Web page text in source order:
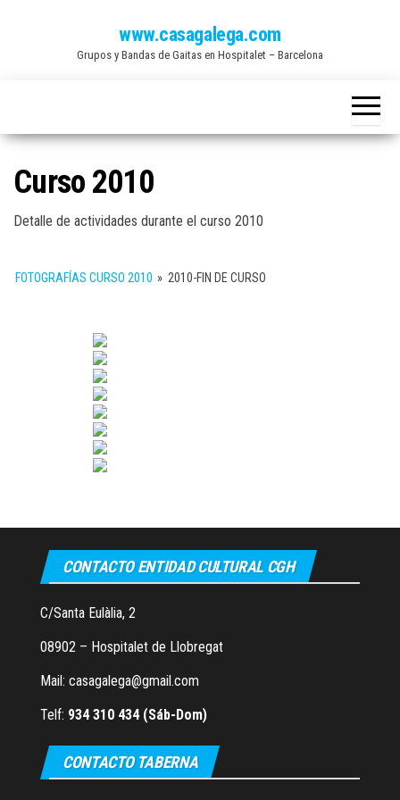
www.casagalega.com
Grupos y Bandas de Gaitas en Hospitalet – Barcelona
Curso 2010
Detalle de actividades durante el curso 2010
FOTOGRAFÍAS CURSO 2010 » 2010-FIN DE CURSO
CONTACTO ENTIDAD CULTURAL CGH
C/Santa Eulàlia, 2
08902 – Hospitalet de Llobregat
Mail: casagalega@gmail.com
Telf: 934 310 434 (Sáb-Dom)
CONTACTO TABERNA